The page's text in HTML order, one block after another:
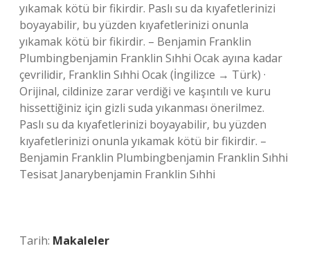
yıkamak kötü bir fikirdir. Paslı su da kıyafetlerinizi
boyayabilir, bu yüzden kıyafetlerinizi onunla
yıkamak kötü bir fikirdir. – Benjamin Franklin
Plumbingbenjamin Franklin Sıhhi Ocak ayına kadar
çevrilidir, Franklin Sıhhi Ocak (İngilizce → Türk) ·
Orijinal, cildinize zarar verdiği ve kaşıntılı ve kuru
hissettiğiniz için gizli suda yıkanması önerilmez.
Paslı su da kıyafetlerinizi boyayabilir, bu yüzden
kıyafetlerinizi onunla yıkamak kötü bir fikirdir. –
Benjamin Franklin Plumbingbenjamin Franklin Sıhhi
Tesisat Janarybenjamin Franklin Sıhhi
Tarih: Makaleler